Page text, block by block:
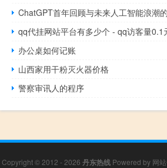
ChatGPT首年回顾与未来人工智能浪潮
办公桌如何记账
山西家用干粉灭火器价格
警察审讯人的程序
Copyright © 2012 - 2026 丹东热线 Powered by 网